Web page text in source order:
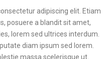
adipiscing elit. Etiam
posuere a blandit sit amet,
lorem sed ultrices interdum.
diam ipsum sed lorem.
massa scelerisque ut.